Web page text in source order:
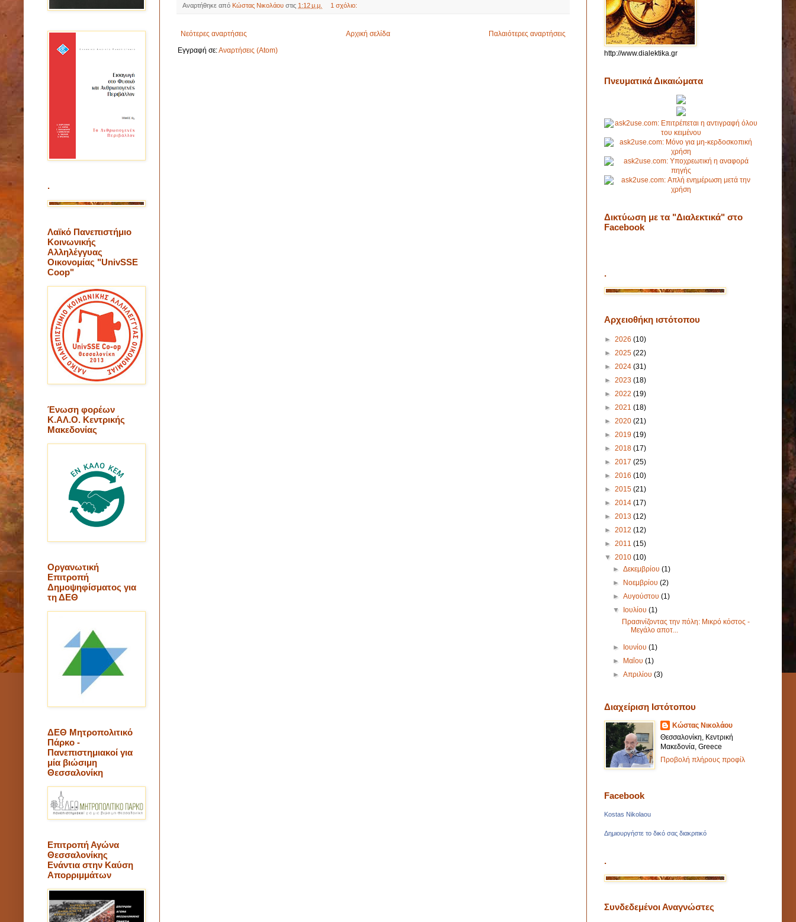
Αναρτήθηκε από Κώστας Νικολάου στις 1:12 μ.μ. 1 σχόλιο:
Νεότερες αναρτήσεις Παλαιότερες αναρτήσεις
Αρχική σελίδα
Εγγραφή σε:Αναρτήσεις (Atom)
.
Λαϊκό Πανεπιστήμιο
Κοινωνικής
Αλληλέγγυας
Οικονομίας "UnivSSE
Coop"
Ένωση φορέων
Κ.ΑΛ.Ο. Κεντρικής
Μακεδονίας
Οργανωτική
Επιτροπή
Δημοψηφίσματος για
τη ΔΕΘ
ΔΕΘ Μητροπολιτικό
Πάρκο -
Πανεπιστημιακοί για
μία βιώσιμη
Θεσσαλονίκη
Επιτροπή Αγώνα
Θεσσαλονίκης
Ενάντια στην Καύση
Απορριμμάτων
http://www.dialektika.gr
Πνευματικά Δικαιώματα
Δικτύωση με τα "Διαλεκτικά" στο
Facebook
.
Αρχειοθήκη ιστότοπου
► 2026 (10)
► 2025 (22)
► 2024 (31)
► 2023 (18)
► 2022 (19)
► 2021 (18)
► 2020 (21)
► 2019 (19)
► 2018 (17)
► 2017 (25)
► 2016 (10)
► 2015 (21)
► 2014 (17)
► 2013 (12)
► 2012 (12)
► 2011 (15)
▼ 2010 (10)
►Δεκεμβρίου(1)
► Νοεμβρίου(2)
►Αυγούστου(1)
▼ Ιουλίου(1)
Πρασινίζοντας την πόλη: Μικρό κόστος -
Μεγάλο αποτ...
► Ιουνίου(1)
► Μαΐου(1)
►Απριλίου(3)
Διαχείριση Ιστότοπου
Κώστας Νικολάου
Θεσσαλονίκη, Κεντρική
Μακεδονία, Greece
Προβολή πλήρους προφίλ
Facebook
Kostas Nikolaou
Δημιουργήστε το δικό σας διακριτικό
.
Συνδεδεμένοι Αναγνώστες